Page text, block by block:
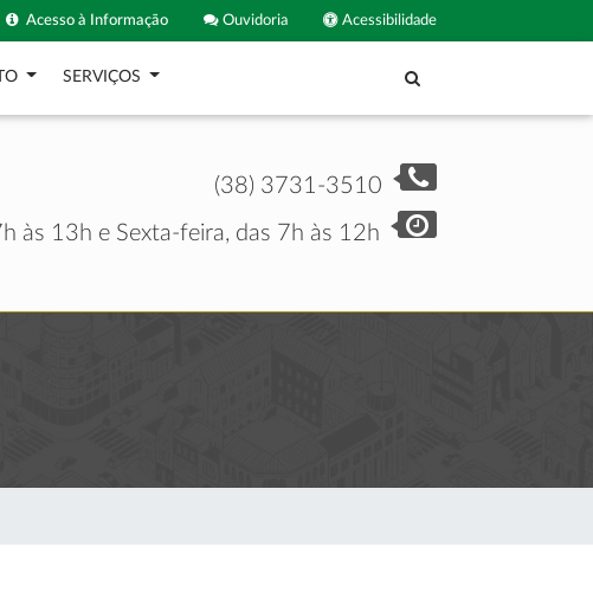
Acessibilidade
Ouvidoria
Acesso à Informação
SERVIÇOS
(38) 3731-3510
às 13h e Sexta-feira, das 7h às 12h